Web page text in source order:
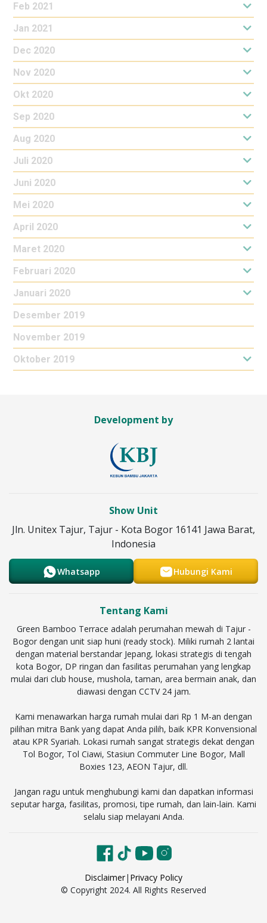
Feb 2021
Jan 2021
Dec 2020
Nov 2020
Okt 2020
Sep 2020
Aug 2020
Juli 2020
Juni 2020
Mei 2020
April 2020
Maret 2020
Februari 2020
Januari 2020
Desember 2019
November 2019
Oktober 2019
Show Unit
Jln. Unitex Tajur, Tajur - Kota Bogor 16141 Jawa Barat,
Indonesia
Whatsapp Hubungi Kami
Development by
Tentang Kami
Green Bamboo Terrace adalah perumahan mewah di Tajur -
Bogor dengan unit siap huni (ready stock). Miliki rumah 2 lantai
dengan material berstandar Jepang, lokasi strategis di tengah
kota Bogor, DP ringan dan fasilitas perumahan yang lengkap
mulai dari club house, mushola, taman, area bermain anak, dan
diawasi dengan CCTV 24 jam.
Kami menawarkan harga rumah mulai dari Rp 1 M-an dengan
pilihan mitra Bank yang dapat Anda pilih, baik KPR Konvensional
atau KPR Syariah. Lokasi rumah sangat strategis dekat dengan
Tol Bogor, Tol Ciawi, Stasiun Commuter Line Bogor, Mall
Boxies 123, AEON Tajur, dll.
Jangan ragu untuk menghubungi kami dan dapatkan informasi
seputar harga, fasilitas, promosi, tipe rumah, dan lain-lain. Kami
selalu siap melayani Anda.
Disclaimer| Privacy Policy
© Copyright 2024. All Rights Reserved